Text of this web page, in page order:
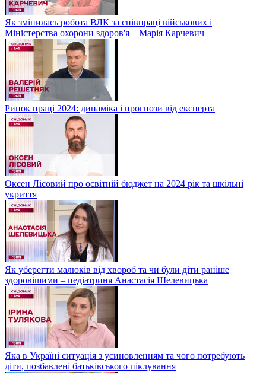
Як змінилась робота ВЛК за співпраці військових і
Міністерства охорони здоров'я – Марія Карчевич
Ринок праці 2024: динаміка і прогнози від експерта
Оксен Лісовий про освітній бюджет на 2024 рік та шкільні
укриття
Як уберегти малюків від хвороб та чи були діти раніше
здоровішими – педіатриня Анастасія Шелевицька
Яка в Україні ситуація з усиновленням та чого потребують
діти, позбавлені батьківського піклування